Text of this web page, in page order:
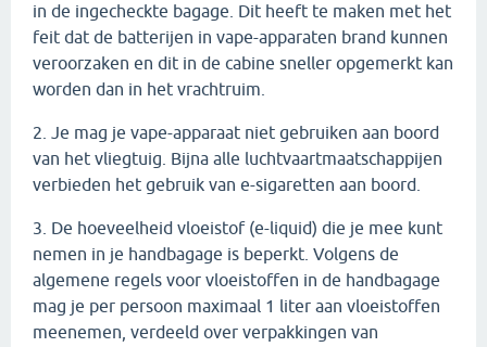
in de ingecheckte bagage. Dit heeft te maken met het
feit dat de batterijen in vape-apparaten brand kunnen
veroorzaken en dit in de cabine sneller opgemerkt kan
worden dan in het vrachtruim.
2. Je mag je vape-apparaat niet gebruiken aan boord
van het vliegtuig. Bijna alle luchtvaartmaatschappijen
verbieden het gebruik van e-sigaretten aan boord.
3. De hoeveelheid vloeistof (e-liquid) die je mee kunt
nemen in je handbagage is beperkt. Volgens de
algemene regels voor vloeistoffen in de handbagage
mag je per persoon maximaal 1 liter aan vloeistoffen
meenemen, verdeeld over verpakkingen van